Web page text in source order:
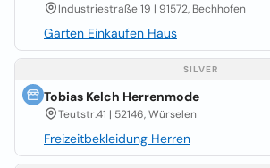
Industriestraße 19 | 91572, Bechhofen
Garten Einkaufen Haus
SILVER
Tobias Kelch Herrenmode
Teutstr.41 | 52146, Würselen
Freizeitbekleidung Herren